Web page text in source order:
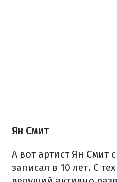
Ян Смит
А вот артист Ян Смит
записал в 10 лет. С